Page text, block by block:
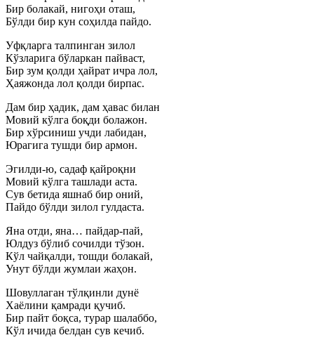
Бир болакай, нигоҳи оташ,
Бўлди бир кун соҳилда пайдо.
Уфқларга талпинган зилол
Кўзларига бўларкан пайваст,
Бир зум қолди ҳайрат ичра лол,
Ҳаяжонда лол қолди бирпас.
Дам бир ҳадик, дам ҳавас билан
Мовий кўлга боқди болажон.
Бир хўрсиниш учди лабидан,
Юрагига тушди бир армон.
Эгилди-ю, садаф қайроқни
Мовий кўлга ташлади аста.
Сув бетида яшнаб бир оний,
Пайдо бўлди зилол гулдаста.
Яна отди, яна… пайдар-пай,
Юлдуз бўлиб сочилди тўзон.
Кўл чайқалди, тошди болакай,
Унут бўлди жумлаи жаҳон.
Шовуллаган тўлқинли дунё
Хаёлини қамради қучиб.
Бир пайт боқса, турар шалаббо,
Кўл ичида белдан сув кечиб.